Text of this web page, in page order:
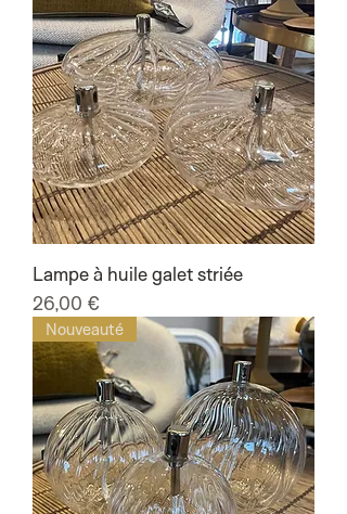
Lampe à huile galet striée
Prix
26,00 €
Nouveauté